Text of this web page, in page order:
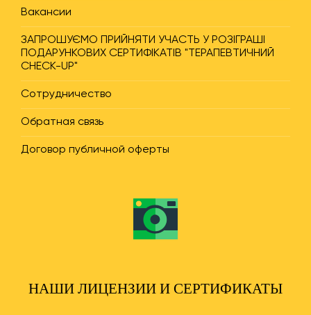
Вакансии
ЗАПРОШУЄМО ПРИЙНЯТИ УЧАСТЬ У РОЗІГРАШІ
ПОДАРУНКОВИХ СЕРТИФІКАТІВ "ТЕРАПЕВТИЧНИЙ
CHECK-UP"
Сотрудничество
Обратная связь
Договор публичной оферты
НАШИ ЛИЦЕНЗИИ И СЕРТИФИКАТЫ